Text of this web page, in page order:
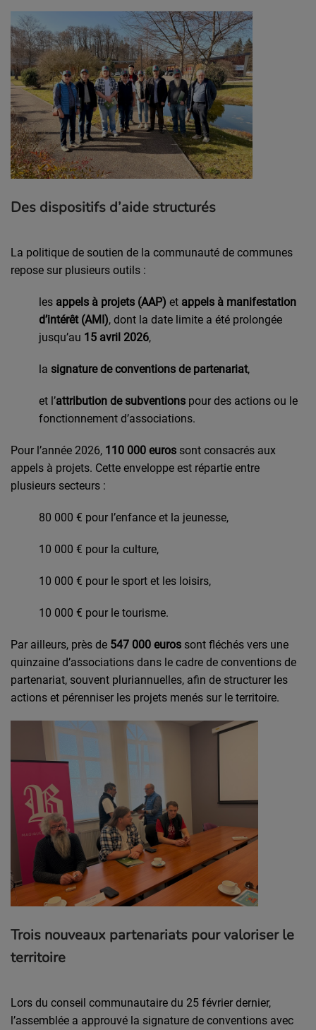
Des dispositifs d’aide structurés
La politique de soutien de la communauté de communes
repose sur plusieurs outils :
les appels à projets (AAP) et appels à manifestation
d’intérêt (AMI), dont la date limite a été prolongée
jusqu’au 15 avril 2026,
la signature de conventions de partenariat,
et l’attribution de subventions pour des actions ou le
fonctionnement d’associations.
Pour l’année 2026, 110 000 euros sont consacrés aux
appels à projets. Cette enveloppe est répartie entre
plusieurs secteurs :
80 000 € pour l’enfance et la jeunesse,
10 000 € pour la culture,
10 000 € pour le sport et les loisirs,
10 000 € pour le tourisme.
Par ailleurs, près de 547 000 euros sont fléchés vers une
quinzaine d’associations dans le cadre de conventions de
partenariat, souvent pluriannuelles, afin de structurer les
actions et pérenniser les projets menés sur le territoire.
Trois nouveaux partenariats pour valoriser le
territoire
Lors du conseil communautaire du 25 février dernier,
l’assemblée a approuvé la signature de conventions avec